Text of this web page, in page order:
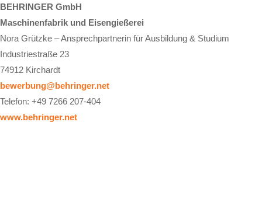
BEHRINGER GmbH
Maschinenfabrik und Eisengießerei
Nora Grützke – Ansprechpartnerin für Ausbildung & Studium
Industriestraße 23
74912 Kirchardt
bewerbung@behringer.net
Telefon: +49 7266 207-404
www.behringer.net